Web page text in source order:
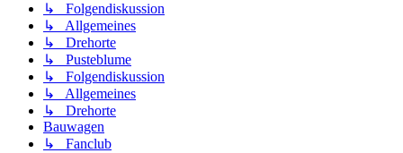
↳ Folgendiskussion
↳ Allgemeines
↳ Drehorte
↳ Pusteblume
↳ Folgendiskussion
↳ Allgemeines
↳ Drehorte
Bauwagen
↳ Fanclub